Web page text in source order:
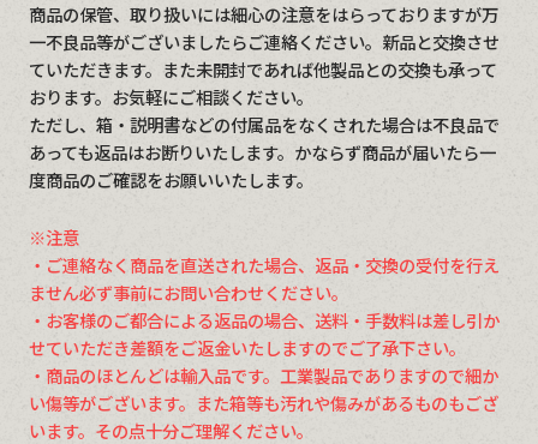
商品の保管、取り扱いには細心の注意をはらっておりますが万
一不良品等がございましたらご連絡ください。新品と交換させ
ていただきます。また未開封であれば他製品との交換も承って
おります。お気軽にご相談ください。
ただし、箱・説明書などの付属品をなくされた場合は不良品で
あっても返品はお断りいたします。かならず商品が届いたら一
度商品のご確認をお願いいたします。
※注意
・ご連絡なく商品を直送された場合、返品・交換の受付を行え
ません必ず事前にお問い合わせください。
・お客様のご都合による返品の場合、送料・手数料は差し引か
せていただき差額をご返金いたしますのでご了承下さい。
・商品のほとんどは輸入品です。工業製品でありますので細か
い傷等がございます。また箱等も汚れや傷みがあるものもござ
います。その点十分ご理解ください。